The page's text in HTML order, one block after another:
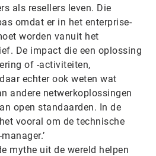
als resellers leven. Die
omdat er in het enterprise-
worden vanuit het
De impact die een oplossing
of -activiteiten,
echter ook weten wat
andere netwerkoplossingen
open standaarden. In de
vooral om de technische
mythe uit de wereld helpen